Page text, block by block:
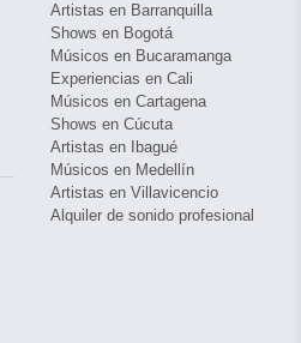
Artistas en Barranquilla
Shows en Bogotá
Músicos en Bucaramanga
Experiencias en Cali
Músicos en Cartagena
Shows en Cúcuta
Artistas en Ibagué
Músicos en Medellín
Artistas en Villavicencio
Alquiler de sonido profesional